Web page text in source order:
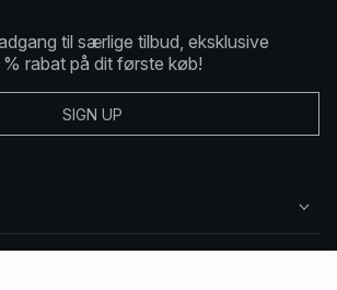
til særlige tilbud, eksklusive
rabat på dit første køb!
SIGN UP